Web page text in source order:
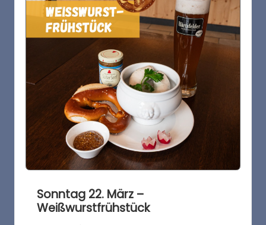
Sonntag 22. März –
Weißwurstfrühstück